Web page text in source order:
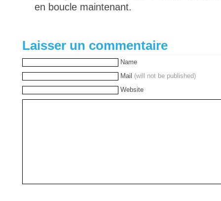
en boucle maintenant.
Laisser un commentaire
Name
Mail (will not be published)
Website